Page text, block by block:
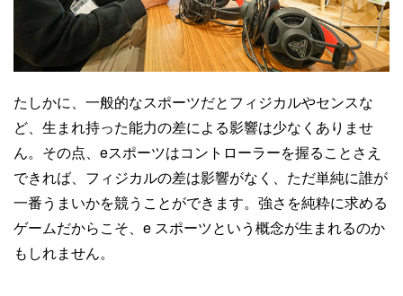
たしかに、一般的なスポーツだとフィジカルやセンスな
ど、生まれ持った能力の差による影響は少なくありませ
ん。その点、eスポーツはコントローラーを握ることさえ
できれば、フィジカルの差は影響がなく、ただ単純に誰が
一番うまいかを競うことができます。強さを純粋に求める
ゲームだからこそ、e スポーツという概念が生まれるのか
もしれません。